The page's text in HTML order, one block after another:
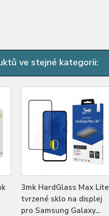
ve stejné kategorii:
3mk HardGlass Max Lite
tvrzené sklo na displej
pro Samsung Galaxy...